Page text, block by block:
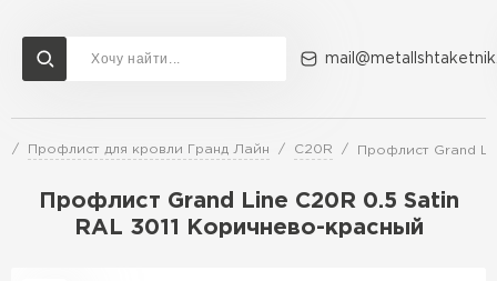
Профлист для кровли Гранд Лайн C20R Профлист Grand
Профлист Grand Line C20R 0.5 Satin
RAL 3011 Коричнево-красный
Доставка и оплата Акции О компании Контакты
Перейти в каталог